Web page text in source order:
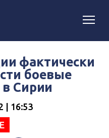
фактически
боевые
Сирии
| 16:53